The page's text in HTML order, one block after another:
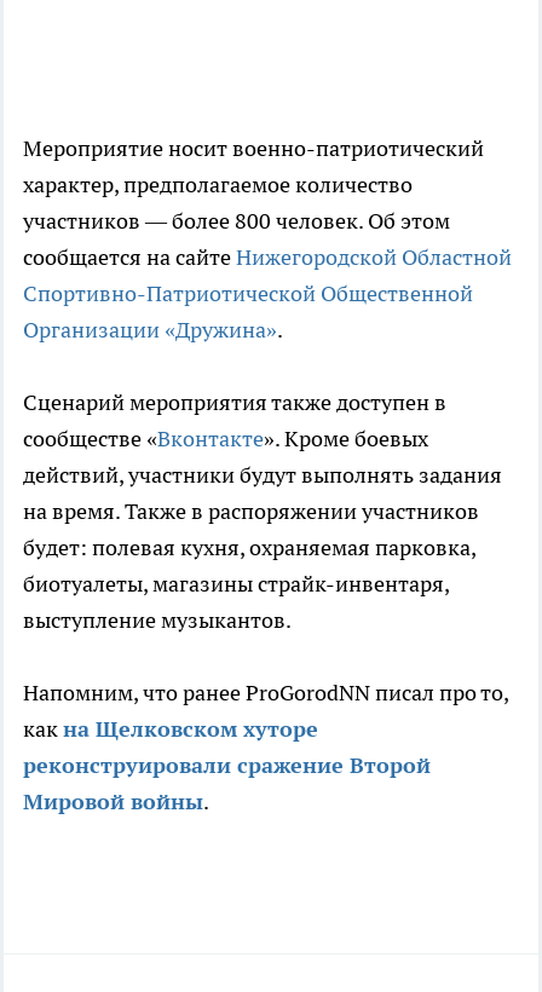
Мероприятие носит военно-патриотический
характер, предполагаемое количество
участников — более 800 человек. Об этом
сообщается на сайтеНижегородской Областной
Спортивно-Патриотической Общественной
Организации «Дружина».
Сценарий мероприятия также доступен в
сообществе «Вконтакте». Кроме боевых
действий, участники будут выполнять задания
на время. Также в распоряжении участников
будет: полевая кухня, охраняемая парковка,
биотуалеты, магазины страйк-инвентаря,
выступление музыкантов.
Напомним, что ранее ProGorodNN писал про то,
какна Щелковском хуторе
реконструировали сражение Второй
Мировой войны.